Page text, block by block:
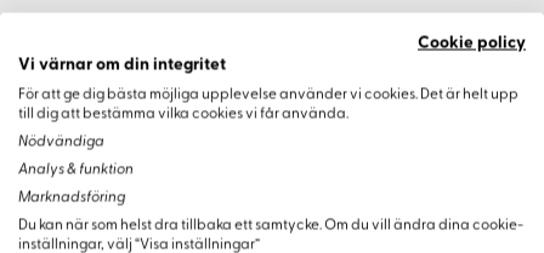
Varianter
Cookie policy
Vi värnar om din integritet
För att ge dig bästa möjliga upplevelse använder vi cookies. Det är helt upp
till dig att bestämma vilka cookies vi får använda.
Nödvändiga
Analys & funktion
Marknadsföring
Du kan när som helst dra tillbaka ett samtycke. Om du vill ändra dina cookie-
inställningar, välj “Visa inställningar”